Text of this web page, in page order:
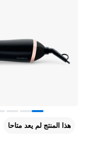
هذا المنتج لم يعد متاحا